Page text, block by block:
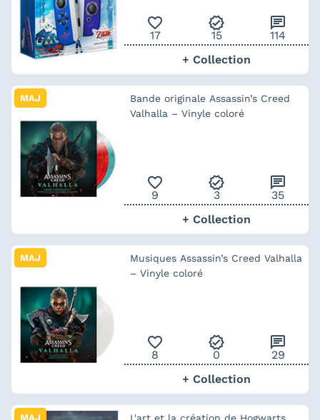
favorite_outline
17
verified
15
chat
114
+ Collection
MAJ
Bande originale Assassin’s Creed
Valhalla – Vinyle coloré
favorite_outline
9
verified
3
chat
35
+ Collection
MAJ
Musiques Assassin’s Creed Valhalla
– Vinyle coloré
favorite_outline
8
verified
0
chat
29
+ Collection
MAJ